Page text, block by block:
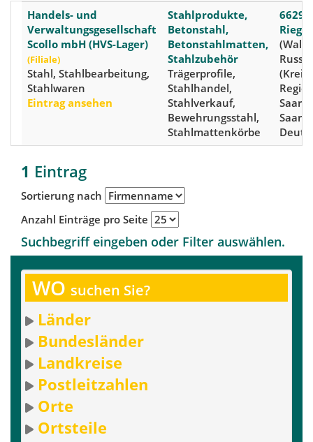
Handels- und
Verwaltungsgesellschaft
Scollo mbH (HVS-Lager)
(Filiale)
Stahl, Stahlbearbeitung,
Stahlwaren
Eintrag ansehen
Stahlprodukte,
Betonstahl,
Betonstahlmatten,
Stahlzubehör
Trägerprofile,
Stahlhandel,
Stahlverkauf,
Bewehrungsstahl,
Stahlmattenkörbe
66292
(Kreis:
1 Eintrag
Sortierung nach
Anzahl Einträge pro Seite
Suchbegriff eingeben oder Filter auswählen.
WO suchen Sie?
Länder
Bundesländer
Landkreise
Postleitzahlen
Orte
Ortsteile